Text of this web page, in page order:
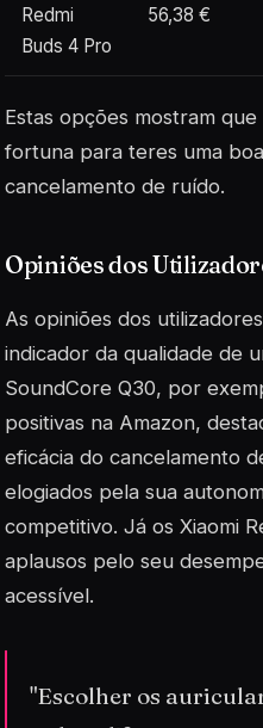
Redmi
Buds 4 Pro
56,38 €
Estas opções mostram
fortuna para teres uma
cancelamento de ruído.
Opiniões dos
As opiniões dos
indicador da qualidade de
SoundCore Q30, por
positivas na Amazon,
eficácia do cancelamento
elogiados pela sua
competitivo. Já os Xiaomi
aplausos pelo seu
acessível.
"Escolher os